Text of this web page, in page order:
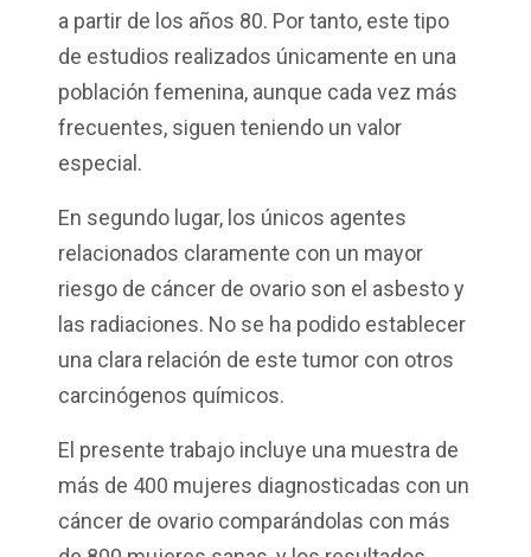
a partir de los años 80. Por tanto, este tipo
de estudios realizados únicamente en una
población femenina, aunque cada vez más
frecuentes, siguen teniendo un valor
especial.
En segundo lugar, los únicos agentes
relacionados claramente con un mayor
riesgo de cáncer de ovario son el asbesto y
las radiaciones. No se ha podido establecer
una clara relación de este tumor con otros
carcinógenos químicos.
El presente trabajo incluye una muestra de
más de 400 mujeres diagnosticadas con un
cáncer de ovario comparándolas con más